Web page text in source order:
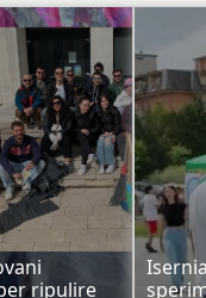
ripulire